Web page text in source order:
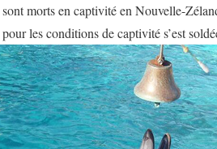
morts en captivité en Nouvelle-
les conditions de captivité s’est